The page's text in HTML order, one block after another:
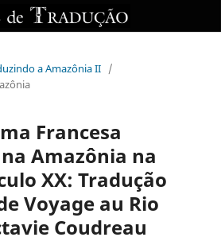
a Amazônia II /
Francesa
Amazônia na
XX: Tradução
Voyage au Rio
Coudreau